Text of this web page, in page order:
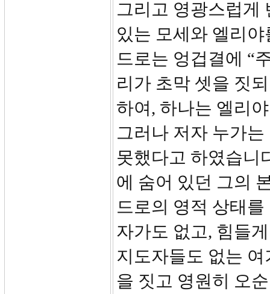
그리고 영광스럽게
있는 모세와 엘리
드로는 엉겁결에 “
리가 초막 셋을 짓
하여, 하나는 엘리
그러나 저자 누가
못했다고 하였습니
에 숨어 있던 그의
드로의 영적 상태
자가도 없고, 힘들
지도자들도 없는
을 짓고 영원히 오